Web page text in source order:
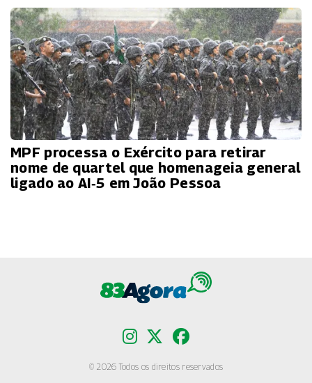
MPF processa o Exército para retirar
nome de quartel que homenageia general
ligado ao AI‑5 em João Pessoa
© 2026 Todos os direitos reservados